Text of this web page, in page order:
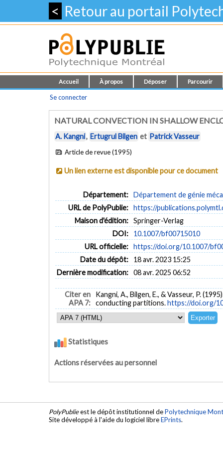
< Retour au portail
Accueil À propos Déposer Parcourir
Se connecter
NATURAL CONVECTION IN SHALLOW
A. Kangni, Ertugrul Bilgen et Patrick Vasseur
Article de revue (1995)
Un lien externe est disponible pour ce document
Département: Département de génie
URL de PolyPublie: https://
Maison d'édition: Springer-Verlag
DOI:
10.1007/bf00715010
URL officielle: https://doi.org/10.1007/
Date du dépôt:
18 avr. 2023 15:25
Dernière modification: 08 avr. 2025 06:52
Citer en
APA 7:
Kangni, A., Bilgen, E., & Vasseur, P.
conducting partitions.https://doi.org/
Statistiques
Actions réservées au personnel
PolyPublieest le dépôt institutionnel dePolytechnique
Site développé à l'aide du logiciel libreEPrints.